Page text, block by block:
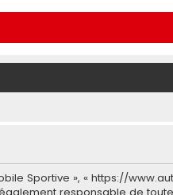
Sportive », « https://
responsable de